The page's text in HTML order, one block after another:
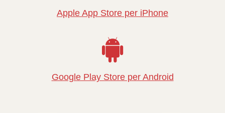
Apple App Store per iPhone
Google Play Store per Android